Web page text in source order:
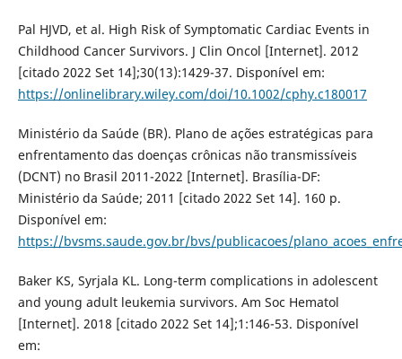
Pal HJVD, et al. High Risk of Symptomatic Cardiac Events in
Childhood Cancer Survivors. J Clin Oncol [Internet]. 2012
[citado 2022 Set 14];30(13):1429-37. Disponível em:
https://onlinelibrary.wiley.com/doi/10.1002/cphy.c180017
Ministério da Saúde (BR). Plano de ações estratégicas para
enfrentamento das doenças crônicas não transmissíveis
(DCNT) no Brasil 2011-2022 [Internet]. Brasília-DF:
Ministério da Saúde; 2011 [citado 2022 Set 14]. 160 p.
Disponível em:
https://bvsms.saude.gov.br/bvs/publicacoes/
Baker KS, Syrjala KL. Long-term complications in adolescent
and young adult leukemia survivors. Am Soc Hematol
[Internet]. 2018 [citado 2022 Set 14];1:146-53. Disponível
em: